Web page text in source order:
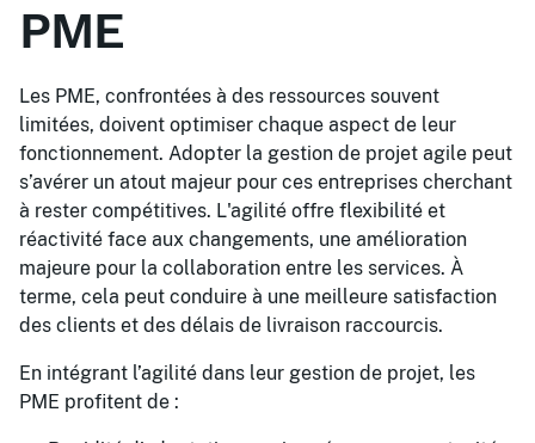
PME
Les PME, confrontées à des ressources souvent
limitées, doivent optimiser chaque aspect de leur
fonctionnement. Adopter la gestion de projet agile peut
s’avérer un atout majeur pour ces entreprises cherchant
à rester compétitives. L'agilité offre flexibilité et
réactivité face aux changements, une amélioration
majeure pour la collaboration entre les services. À
terme, cela peut conduire à une meilleure satisfaction
des clients et des délais de livraison raccourcis.
En intégrant l’agilité dans leur gestion de projet, les
PME profitent de :